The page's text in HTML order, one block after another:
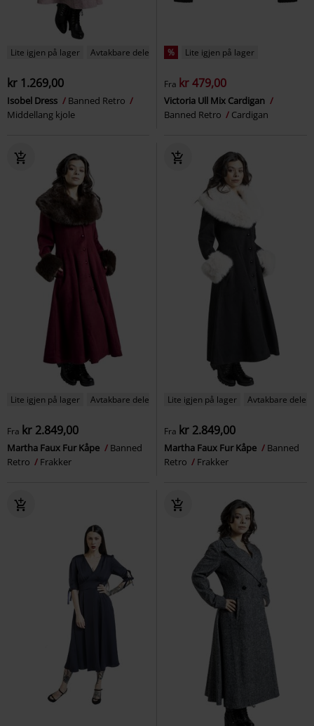
Lite igjen på lager Avtakbare deler
kr 1.269,00
Isobel Dress
Banned Retro
Middellang kjole
% Lite igjen på lager
Fra kr 479,00
Victoria Ull Mix Cardigan
Banned Retro
Cardigan
Lite igjen på lager Avtakbare deler
Fra kr 2.849,00
Martha Faux Fur Kåpe
Banned
Retro
Frakker
Lite igjen på lager Avtakbare deler
Fra kr 2.849,00
Martha Faux Fur Kåpe
Banned
Retro
Frakker